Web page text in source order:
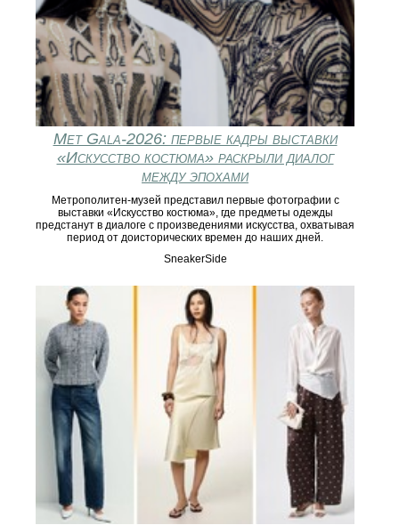
Met Gala-2026: первые кадры выставки
«Искусство костюма» раскрыли диалог
между эпохами
Метрополитен-музей представил первые фотографии с
выставки «Искусство костюма», где предметы одежды
предстанут в диалоге с произведениями искусства, охватывая
период от доисторических времен до наших дней.
SneakerSide